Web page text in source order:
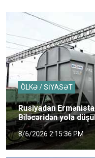
ÖLKƏ / SİYASƏT
Rusiyadan
Biləcəridən yola
8/6/2026 2:15:36 PM